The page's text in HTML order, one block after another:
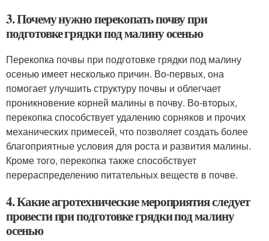
3. Почему нужно перекопать почву при
подготовке грядки под малину осенью
Перекопка почвы при подготовке грядки под малину
осенью имеет несколько причин. Во-первых, она
помогает улучшить структуру почвы и облегчает
проникновение корней малины в почву. Во-вторых,
перекопка способствует удалению сорняков и прочих
механических примесей, что позволяет создать более
благоприятные условия для роста и развития малины.
Кроме того, перекопка также способствует
перераспределению питательных веществ в почве.
4. Какие агротехнические мероприятия следует
провести при подготовке грядки под малину
осенью